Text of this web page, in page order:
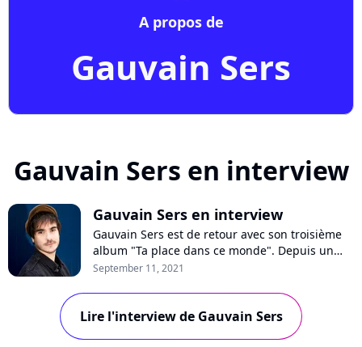
Gauvain Sers
A propos de
Gauvain Sers en interview
Gauvain Sers en interview
Gauvain Sers est de retour avec son troisième
album "Ta place dans ce monde". Depuis un
bar parisien, le chanteur se confie en interview
ventes, ses thématiques sociales et politiques
engagées, le succès ou encore les
comparaisons avec Renaud. Rencontre.
September 11, 2021
Lire l'interview de Gauvain Sers